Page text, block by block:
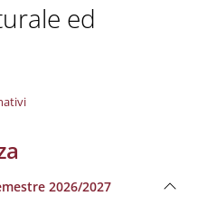
ed
2026/2027